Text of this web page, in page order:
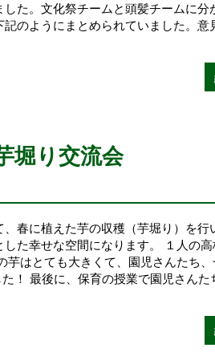
た。文化祭チームと頭髪チームに分
のようにまとめられていました。意
堀り交流会
春に植えた芋の収穫（芋堀り）を行
た幸せな空間になります。 １人の
はとても大きくて、園児さんたち
！ 最後に、保育の授業で園児さんた